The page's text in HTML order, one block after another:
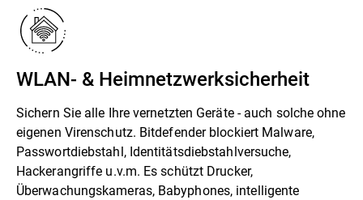
WLAN- & Heimnetzwerksicherheit
Sichern Sie alle Ihre vernetzten Geräte - auch solche ohne
eigenen Virenschutz. Bitdefender blockiert Malware,
Passwortdiebstahl, Identitätsdiebstahlversuche,
Hackerangriffe u.v.m. Es schützt Drucker,
Überwachungskameras, Babyphones, intelligente